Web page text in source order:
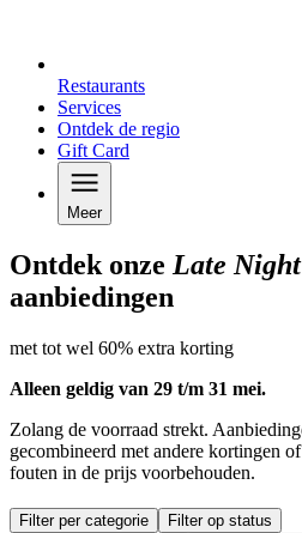
Restaurants
Services
Ontdek de regio
Gift Card
Meer
Ontdek onze Late
aanbiedingen
met tot wel 60% extra korting
Alleen geldig van 29 t/m 31 mei.
Zolang de voorraad strekt.
gecombineerd met andere kortingen
fouten in de prijs voorbehouden.
Filter per categorie
Filter op status